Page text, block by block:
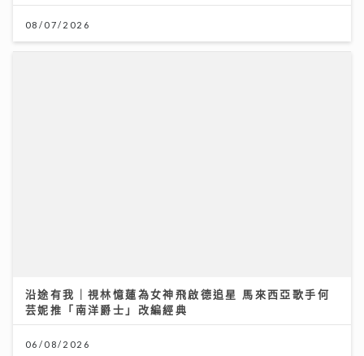
08/07/2026
沿途有我｜視林憶蓮為女神飛啟德追星 馬來西亞歌手何
芸妮推「南洋爵士」改編經典
06/08/2026